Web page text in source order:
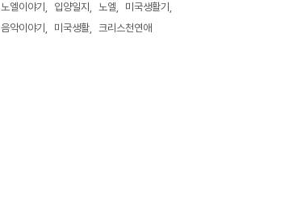
노엘이야기
입양일지 노엘
미국생활기
음악이야기
미국생활 크리스천연애